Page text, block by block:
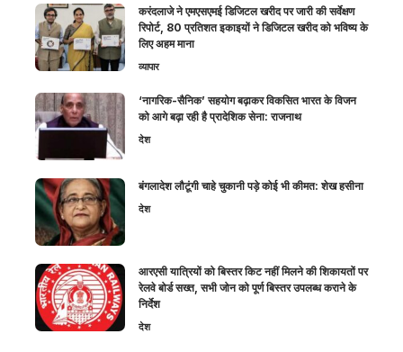
करंदलाजे ने एमएसएमई डिजिटल खरीद पर जारी की सर्वेक्षण
रिपोर्ट, 80 प्रतिशत इकाइयों ने डिजिटल खरीद को भविष्य के
लिए अहम माना
व्यापार
‘नागरिक-सैनिक’ सहयोग बढ़ाकर विकसित भारत के विजन
को आगे बढ़ा रही है प्रादेशिक सेना: राजनाथ
देश
बंगलादेश लौटूंगी चाहे चुकानी पड़े कोई भी कीमत: शेख हसीना
देश
आरएसी यात्रियों को बिस्तर किट नहीं मिलने की शिकायतों पर
रेलवे बोर्ड सख्त, सभी जोन को पूर्ण बिस्तर उपलब्ध कराने के
निर्देश
देश